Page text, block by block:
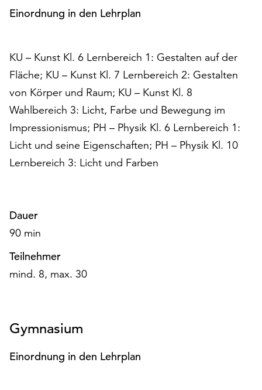
widerrufen.
Ihnen
am
Ende
der
Seite
Schaltfläche
„Cookie-
Einstellungen“
Cookies
werden
auch
ohne
Ihr
Einverständnis
Möchten
die
Einordnung in den Lehrplan
KU – Kunst Kl. 6 Lernbereich 1: Gestalten auf der
Fläche; KU – Kunst Kl. 7 Lernbereich 2: Gestalten
von Körper und Raum; KU – Kunst Kl. 8
Wahlbereich 3: Licht, Farbe und Bewegung im
Impressionismus; PH – Physik Kl. 6 Lernbereich 1:
Licht und seine Eigenschaften; PH – Physik Kl. 10
Lernbereich 3: Licht und Farben
Dauer
90 min
Teilnehmer
mind. 8, max. 30
Gymnasium
Einordnung in den Lehrplan